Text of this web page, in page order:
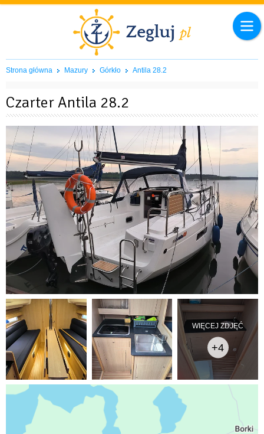
Strona główna Mazury Górkło Antila 28.2
Czarter Antila 28.2
WIĘCEJ ZDJĘĆ
+4